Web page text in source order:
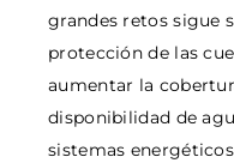
grandes retos sigue
protección de las
aumentar la
disponibilidad de
sistemas